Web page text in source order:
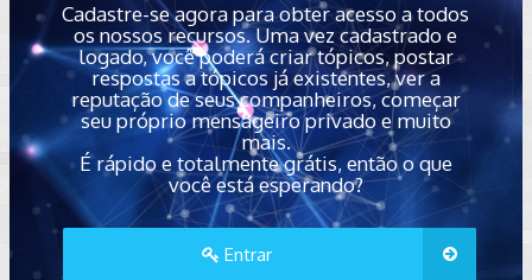
Cadastre-se agora para obter acesso a todos
os nossos recursos. Uma vez cadastrado e
logado, você poderá criar tópicos, postar
respostas a tópicos já existentes, ver a
reputação de seus companheiros, começar
seu próprio mensageiro privado e muito
mais.
É rápido e totalmente grátis, então o que
você está esperando?
Entrar